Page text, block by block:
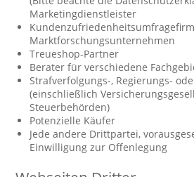
Marketingdienstleister
Marktforschungsunternehmen
Treueshop-Partner
Berater für verschiedene
Strafverfolgungs-, Regierungs-
(einschließlich
Steuerbehörden)
Potenzielle Käufer
Jede andere Drittpartei,
Einwilligung zur Offenlegung